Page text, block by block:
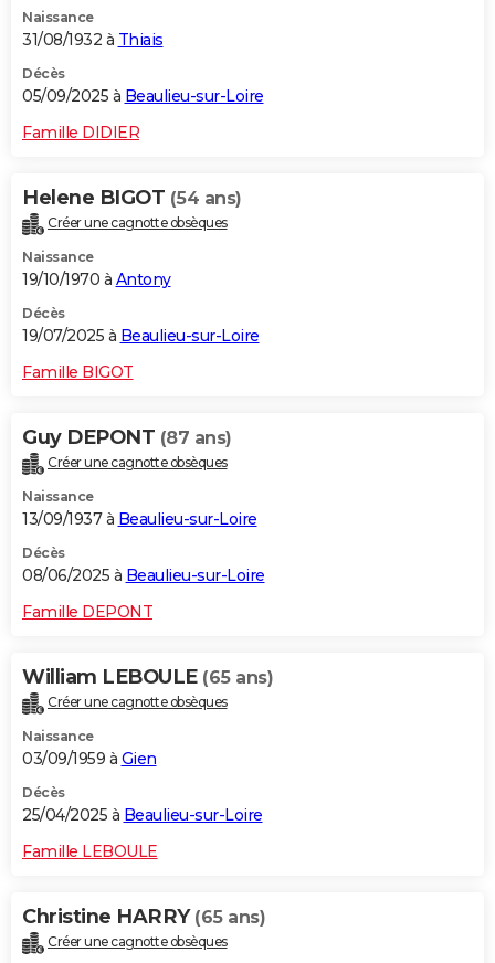
Naissance
31/08/1932 à Thiais
Décès
05/09/2025 à Beaulieu-sur-Loire
Famille DIDIER
Helene BIGOT (54 ans)
Créer une cagnotte obsèques
Naissance
19/10/1970 à Antony
Décès
19/07/2025 à Beaulieu-sur-Loire
Famille BIGOT
Guy DEPONT (87 ans)
Créer une cagnotte obsèques
Naissance
13/09/1937 à Beaulieu-sur-Loire
Décès
08/06/2025 à Beaulieu-sur-Loire
Famille DEPONT
William LEBOULE (65 ans)
Créer une cagnotte obsèques
Naissance
03/09/1959 à Gien
Décès
25/04/2025 à Beaulieu-sur-Loire
Famille LEBOULE
Christine HARRY (65 ans)
Créer une cagnotte obsèques